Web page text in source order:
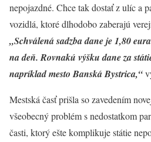
nepojazdné. Chce tak dostať z ulíc a
vozidlá, ktoré dlhodobo zaberajú
„Schválená sadzba dane je 1,80
na deň. Rovnakú výšku dane za
napríklad mesto Banská Bystrica,“
Mestská časť prišla so zavedením
všeobecný problém s nedostatkom
časti, ktorý ešte komplikuje státie